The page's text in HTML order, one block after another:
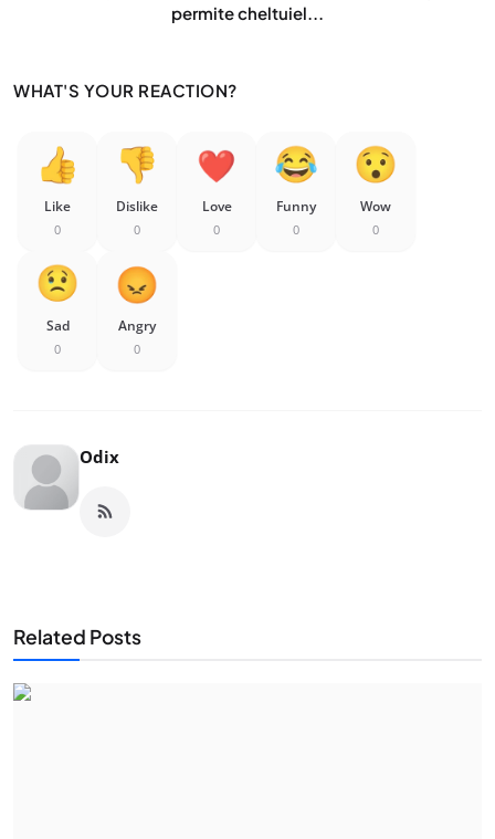
permite cheltuiel...
WHAT'S YOUR REACTION?
Like
0
Dislike
0
Love
0
Funny
0
Wow
0
Sad
0
Angry
0
Odix
Related Posts